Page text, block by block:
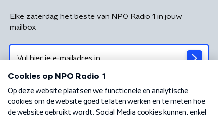
Elke zaterdag het beste van NPO Radio 1 in jouw
mailbox